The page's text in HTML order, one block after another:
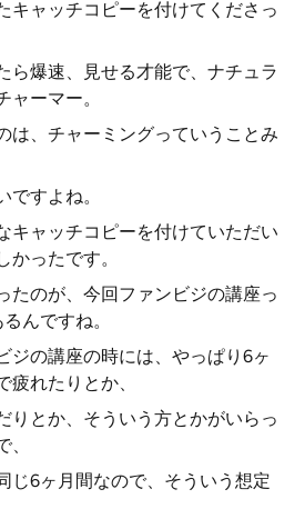
キャッチコピーを付けてくださっ
ら爆速、見せる才能で、ナチュラ
ャーマー。
は、チャーミングっていうことみ
ですよね。
キャッチコピーを付けていただい
ったです。
たのが、今回ファンビジの講座っ
んですね。
ジの講座の時には、やっぱり6ヶ
疲れたりとか、
りとか、そういう方とかがいらっ
じ6ヶ月間なので、そういう想定